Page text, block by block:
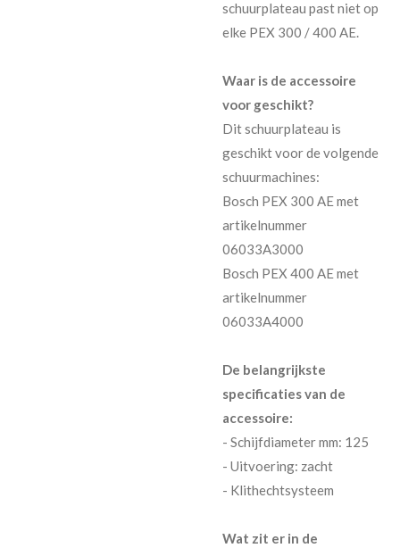
schuurplateau past niet op
elke PEX 300 / 400 AE.
Waar is de accessoire
voor geschikt?
Dit schuurplateau is
geschikt voor de volgende
schuurmachines:
Bosch PEX 300 AE met
artikelnummer
06033A3000
Bosch PEX 400 AE met
artikelnummer
06033A4000
De belangrijkste
specificaties van de
accessoire:
- Schijfdiameter mm: 125
- Uitvoering: zacht
- Klithechtsysteem
Wat zit er in de